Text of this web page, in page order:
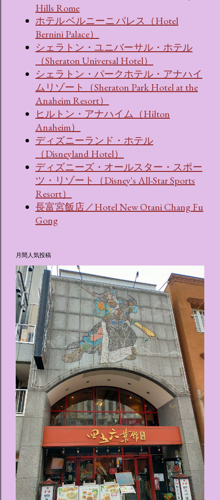
Hills Rome
ホテル ベルニーニ パレス（Hotel
Bernini Palace）
シェラトン・ユニバーサル・ホテル
（Sheraton Universal Hotel）
シェラトン・パークホテル・アナハイ
ムリゾート（Sheraton Park Hotel at the
Anaheim Resort）
ヒルトン・アナハイム（Hilton
Anaheim）
ディズニーランド・ホテル
（Disneyland Hotel）
ディズニーズ・オールスター・スポー
ツ・リゾート（Disney's All-Star Sports
Resort）
長富宮飯店／Hotel New Otani Chang Fu
Gong
月間人気投稿